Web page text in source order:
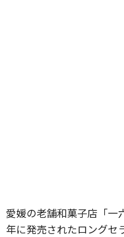
愛媛の老舗和菓子店「一
年に発売されたロングセ